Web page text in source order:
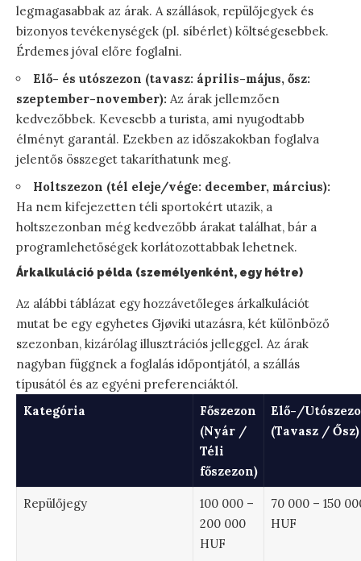
legmagasabbak az árak. A szállások, repülőjegyek és
bizonyos tevékenységek (pl. síbérlet) költségesebbek.
Érdemes jóval előre foglalni.
Elő- és utószezon (tavasz: április-május, ősz:
szeptember-november): Az árak jellemzően
kedvezőbbek. Kevesebb a turista, ami nyugodtabb
élményt garantál. Ezekben az időszakokban foglalva
jelentős összeget takaríthatunk meg.
Holtszezon (tél eleje/vége: december, március):
Ha nem kifejezetten téli sportokért utazik, a
holtszezonban még kedvezőbb árakat találhat, bár a
programlehetőségek korlátozottabbak lehetnek.
Árkalkuláció példa (személyenként, egy hétre)
Az alábbi táblázat egy hozzávetőleges árkalkulációt
mutat be egy egyhetes Gjøviki utazásra, két különböző
szezonban, kizárólag illusztrációs jelleggel. Az árak
nagyban függnek a foglalás időpontjától, a szállás
típusától és az egyéni preferenciáktól.
Kategória
Főszezon
(Nyár /
Téli
főszezon)
Elő-/
(Tavasz / Ősz)
Repülőjegy
100 000 –
200 000
HUF
70 000 – 150
HUF